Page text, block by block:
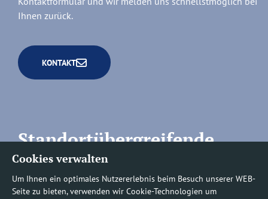
Cookies verwalten
Um Ihnen ein optimales Nutzererlebnis beim Besuch unserer WEB-
Seite zu bieten, verwenden wir Cookie-Technologien um
Ihnen zurück.
KONTAKT
Standortübergreifende
Rufnummern